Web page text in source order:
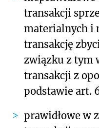
transakcji
materialnych i
transakcję
związku z tym
transakcji z
podstawie art.
prawidłowe w